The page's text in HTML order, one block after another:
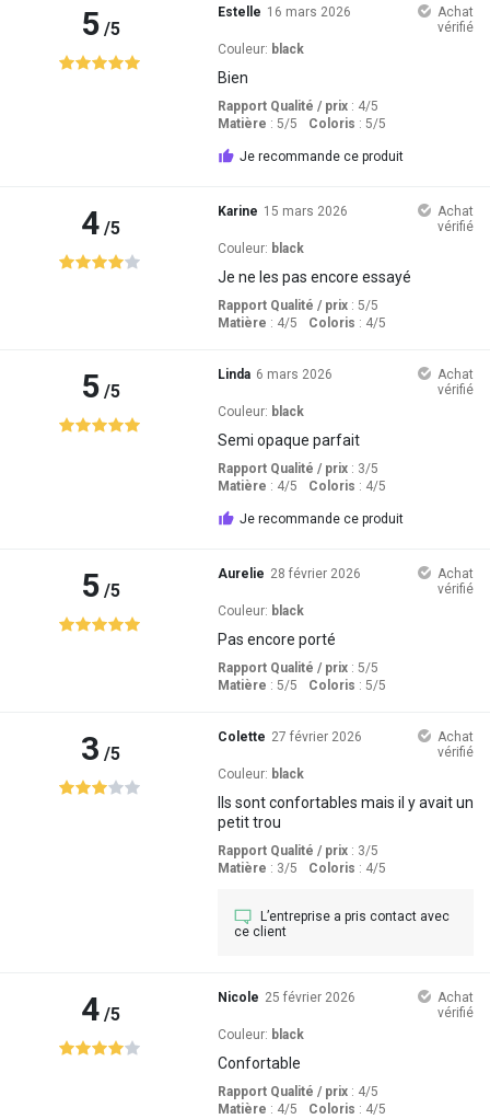
5/5
Estelle 16 mars 2026
Achat
vérifié
Couleur: black
Bien
Rapport Qualité / prix: 4/5
Matière : 5/5 Coloris : 5/5
Je recommande ce produit
4/5
Karine 15 mars 2026
Achat
vérifié
Couleur: black
Je ne les pas encore essayé
Rapport Qualité / prix: 5/5
Matière : 4/5 Coloris : 4/5
5/5
Linda 6 mars 2026
Achat
vérifié
Couleur: black
Semi opaque parfait
Rapport Qualité / prix: 3/5
Matière : 4/5 Coloris : 4/5
Je recommande ce produit
5/5
Aurelie 28 février 2026
Achat
vérifié
Couleur: black
Pas encore porté
Rapport Qualité / prix: 5/5
Matière : 5/5 Coloris : 5/5
3 /5
Colette 27 février 2026
Achat
vérifié
Couleur: black
Ils sont confortables mais il y avait un
petit trou
Rapport Qualité / prix: 3/5
Matière : 3/5 Coloris : 4/5
L’entreprise a pris contact avec
ce client
4/5
Nicole 25 février 2026
Achat
vérifié
Couleur: black
Confortable
Rapport Qualité / prix: 4/5
Matière : 4/5 Coloris : 4/5